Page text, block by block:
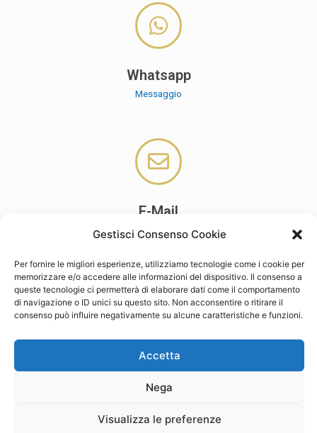
Gestisci Consenso Cookie
Per fornire le migliori esperienze, utilizziamo tecnologie come i cookie per
memorizzare e/o accedere alle informazioni del dispositivo. Il consenso a
queste tecnologie ci permetterà di elaborare dati come il comportamento
di navigazione o ID unici su questo sito. Non acconsentire o ritirare il
consenso può influire negativamente su alcune caratteristiche e funzioni.
Accetta
Nega
Visualizza le preferenze
Whatsapp
Messaggio
E-Mail
cpa.settingmanagement@gmail.com
Copyright © 2026 | Studio Cpa-NEDI Setting and Management - Via Cervese 90 - 47522 Cesena